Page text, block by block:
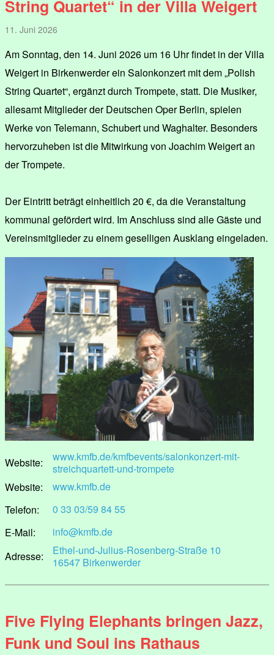
String Quartet“ in der Villa Weigert
11. Juni 2026
Am Sonntag, den 14. Juni 2026 um 16 Uhr findet in der Villa
Weigert in Birkenwerder ein Salonkonzert mit dem „Polish
String Quartet“, ergänzt durch Trompete, statt. Die Musiker,
allesamt Mitglieder der Deutschen Oper Berlin, spielen
Werke von Telemann, Schubert und Waghalter. Besonders
hervorzuheben ist die Mitwirkung von Joachim Weigert an
der Trompete.
Der Eintritt beträgt einheitlich 20 €, da die Veranstaltung
kommunal gefördert wird. Im Anschluss sind alle Gäste und
Vereinsmitglieder zu einem geselligen Ausklang eingeladen.
Website:
www.kmfb.de/kmfbevents/salonkonzert-mit-
streichquartett-und-trompete
Website:
www.kmfb.de
Telefon:
0 33 03/59 84 55
E-Mail:
info@kmfb.de
Adresse:
Ethel-und-Julius-Rosenberg-Straße 10
16547 Birkenwerder
Five Flying Elephants bringen Jazz,
Funk und Soul ins Rathaus